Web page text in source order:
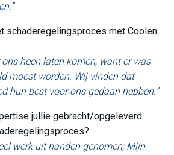
schaderegelingsproces met Coolen
ons heen laten komen, want er was
moest worden. Wij vinden dat
hun best voor ons gedaan hebben.”
jullie gebracht/opgeleverd
werk uit handen genomen; Mijn